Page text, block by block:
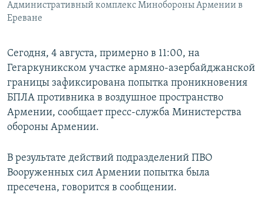
Административный комплекс Минобороны Армении в
Ереване
Сегодня, 4 августа, примерно в 11:00, на
Гегаркуникском участке армяно-азербайджанской
границы зафиксирована попытка проникновения
БПЛА противника в воздушное пространство
Армении, сообщает пресс-служба Министерства
обороны Армении.
В результате действий подразделений ПВО
Вооруженных сил Армении попытка была
пресечена, говорится в сообщении.